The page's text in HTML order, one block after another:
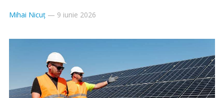
Mihai Nicuț— 9 iunie 2026